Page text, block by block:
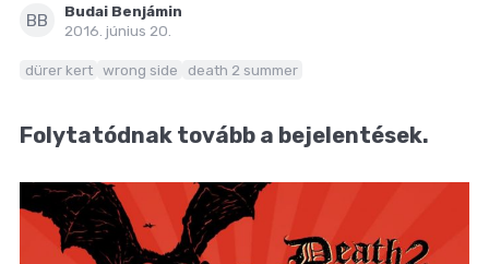
MÁSVILÁG
BLOG
BB
Budai Benjámin
2016. június 20.
dürer kert wrong side death 2 summer
Folytatódnak tovább a bejelentések.